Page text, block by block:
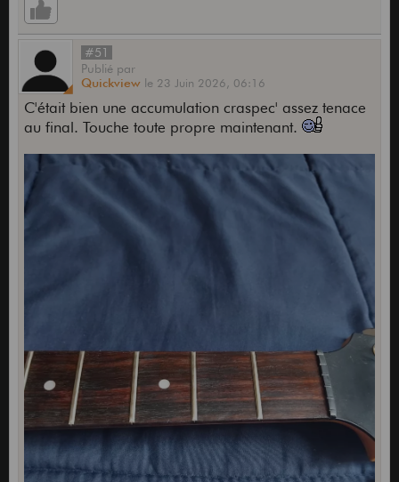
#51
Publié par
Quickview le 23 Juin 2026, 06:16
C'était bien une accumulation craspec' assez tenace
au final. Touche toute propre maintenant.